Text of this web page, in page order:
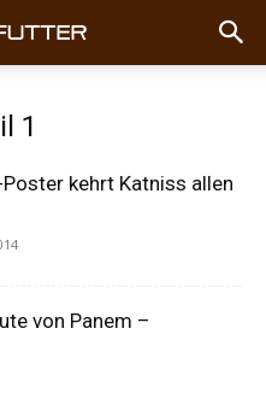
1
kehrt Katniss allen
von Panem –